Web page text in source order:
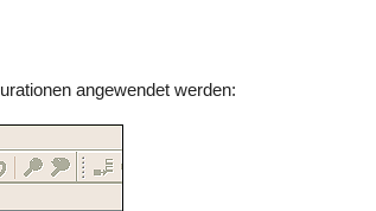
angewendet werden: